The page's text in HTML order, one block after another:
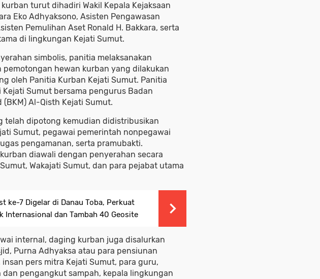
turut dihadiri Wakil Kepala Kejaksaan
Eko Adhyaksono, Asisten Pengawasan
Pemulihan Aset Ronald H. Bakkara, serta
di lingkungan Kejati Sumut.
simbolis, panitia melaksanakan
pemotongan hewan kurban yang dilakukan
oleh Panitia Kurban Kejati Sumut. Panitia
Sumut bersama pengurus Badan
(BKM) Al-Qisth Kejati Sumut.
telah dipotong kemudian didistribusikan
Sumut, pegawai pemerintah nonpegawai
pengamanan, serta pramubakti.
diawali dengan penyerahan secara
Wakajati Sumut, dan para pejabat utama
ke-7 Digelar di Danau Toba, Perkuat
Internasional dan Tambah 40 Geosite
internal, daging kurban juga disalurkan
Purna Adhyaksa atau para pensiunan
insan pers mitra Kejati Sumut, para guru,
dan pengangkut sampah, kepala lingkungan